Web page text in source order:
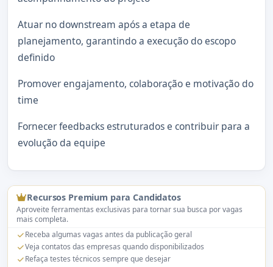
Atuar no downstream após a etapa de
planejamento, garantindo a execução do escopo
definido
Promover engajamento, colaboração e motivação do
time
Fornecer feedbacks estruturados e contribuir para a
evolução da equipe
Recursos Premium para Candidatos
Aproveite ferramentas exclusivas para tornar sua busca por vagas
mais completa.
Receba algumas vagas antes da publicação geral
Veja contatos das empresas quando disponibilizados
Refaça testes técnicos sempre que desejar